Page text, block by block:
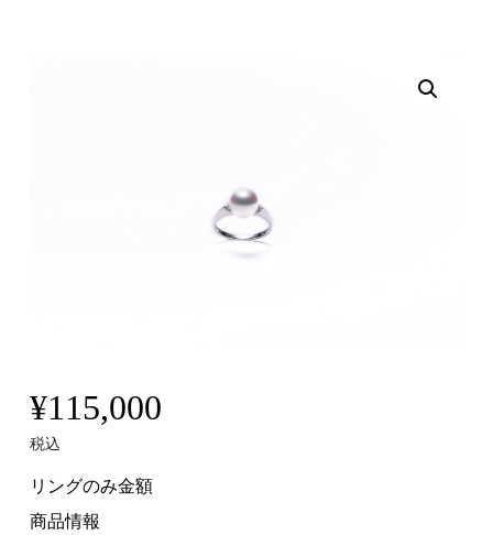
¥115,000
税込
リングのみ金額
商品情報